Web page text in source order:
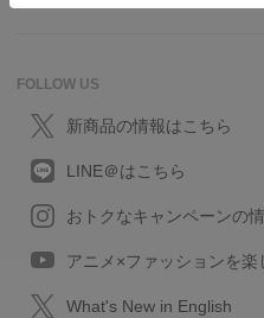
FOLLOW US
新商品の情報はこちら
LINE＠はこちら
おトクなキャンペーンの
アニメ×ファッションを楽
What's New in English